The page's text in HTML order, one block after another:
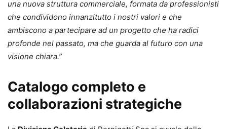
una nuova struttura commerciale, formata da professionisti
che condividono innanzitutto i nostri valori e che
ambiscono a partecipare ad un progetto che ha radici
profonde nel passato, ma che guarda al futuro con una
visione chiara.”
Catalogo completo e
collaborazioni strategiche